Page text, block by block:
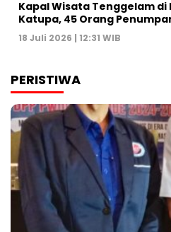
Kapal Wisata Tenggelam
Katupa, 45 Orang
18 Juli 2026 | 12:31 WIB
PERISTIWA